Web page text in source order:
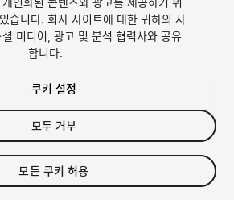
됩니다.
습니다. 회사 사이트에 대한 귀하의 사
미디어, 광고 및 분석 협력사와 공유
합니다.
쿠키 설정
모두 거부
모든 쿠키 허용